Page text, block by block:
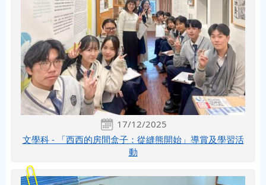
17/12/2025
文學科 - 「西西的房間盒子：從縫熊開始」導賞及學習活
動